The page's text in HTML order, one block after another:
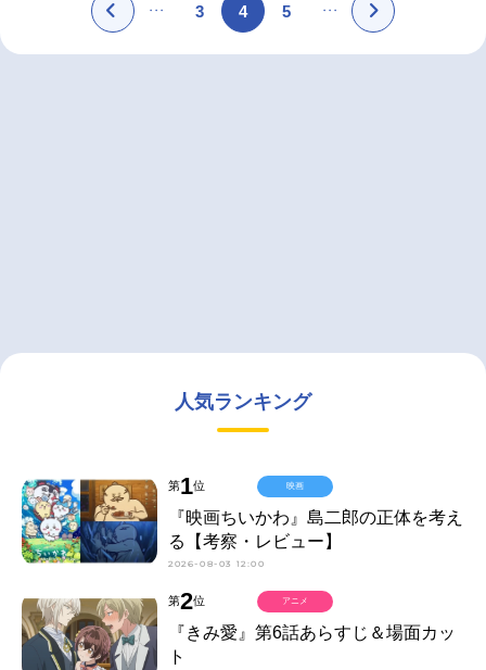
3 4 5
人気ランキング
第1位
『映画ちいかわ』島二郎の正体を考え
る【考察・レビュー】
2026-08-03 12:00
映画
第2位
『きみ愛』第6話あらすじ＆場面カッ
ト
アニメ